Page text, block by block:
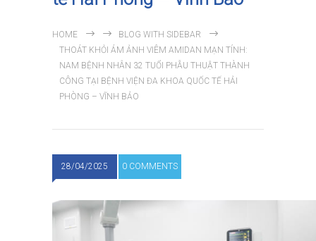
HOME
BLOG WITH SIDEBAR
THOÁT KHỎI ÁM ẢNH VIÊM AMIDAN MẠN TÍNH:
NAM BỆNH NHÂN 32 TUỔI PHẪU THUẬT THÀNH
CÔNG TẠI BỆNH VIỆN ĐA KHOA QUỐC TẾ HẢI
PHÒNG – VĨNH BẢO
28/04/2025 0 COMMENTS